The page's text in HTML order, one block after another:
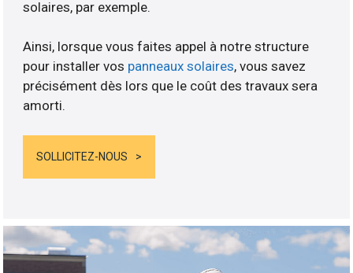
solaires, par exemple.
Ainsi, lorsque vous faites appel à notre structure
pour installer vos panneaux solaires, vous savez
précisément dès lors que le coût des travaux sera
amorti.
SOLLICITEZ-NOUS